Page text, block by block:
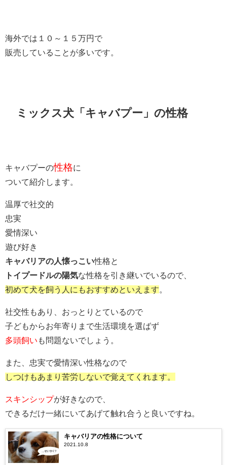
海外では１０～１５万円で
販売していることが多いです。
ミックス犬「キャバプー」の性格
キャバプーの性格に
ついて紹介します。
温厚で社交的
忠実
愛情深い
遊び好き
キャバリアの人懐っこい性格と
トイプードルの陽気な性格を引き継いでいるので、
初めて犬を飼う人にもおすすめといえます。
社交性もあり、おっとりとているので
子どもからお年寄りまで生活環境を選ばず
多頭飼い も問題ないでしょう。
また、忠実で愛情深い性格なので
しつけもあまり苦労しないで覚えてくれます。
スキンシップが好きなので、
できるだけ一緒にいてあげて触れ合うと良いですね。
キャバリアの性格について
2021.10.8